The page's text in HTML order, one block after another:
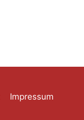
Impressum